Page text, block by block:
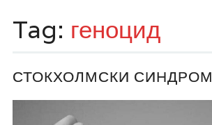
content
Tag: геноцид
СТОКХОЛМСКИ СИНДРОМ